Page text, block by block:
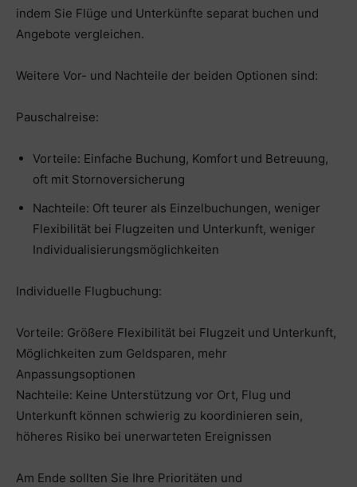
indem Sie Flüge und Unterkünfte separat buchen und
Angebote vergleichen.
Weitere Vor- und Nachteile der beiden Optionen sind:
Pauschalreise:
Vorteile: Einfache Buchung, Komfort und Betreuung,
oft mit Stornoversicherung
Nachteile: Oft teurer als Einzelbuchungen, weniger
Flexibilität bei Flugzeiten und Unterkunft, weniger
Individualisierungsmöglichkeiten
Individuelle Flugbuchung:
Vorteile: Größere Flexibilität bei Flugzeit und Unterkunft,
Möglichkeiten zum Geldsparen, mehr
Anpassungsoptionen
Nachteile: Keine Unterstützung vor Ort, Flug und
Unterkunft können schwierig zu koordinieren sein,
höheres Risiko bei unerwarteten Ereignissen
Am Ende sollten Sie Ihre Prioritäten und